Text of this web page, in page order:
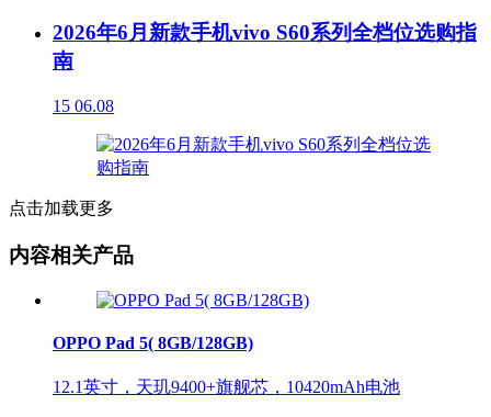
2026年6月新款手机vivo S60系列全档位选购指
南
15 06.08
点击加载更多
内容相关产品
OPPO Pad 5( 8GB/128GB)
12.1英寸，天玑9400+旗舰芯，10420mAh电池